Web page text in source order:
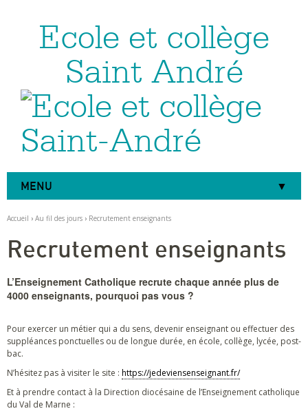
navigation
Ecole et collège
Saint André
MENU
Accueil › Au fil des jours › Recrutement enseignants
Recrutement enseignants
L’Enseignement Catholique recrute chaque année plus de
4000 enseignants, pourquoi pas vous ?
Pour exercer un métier qui a du sens, devenir enseignant ou effectuer des
suppléances ponctuelles ou de longue durée, en école, collège, lycée, post-
bac.
N’hésitez pas à visiter le site : https://jedeviensenseignant.fr/
Et à prendre contact à la Direction diocésaine de l’Enseignement catholique
du Val de Marne :